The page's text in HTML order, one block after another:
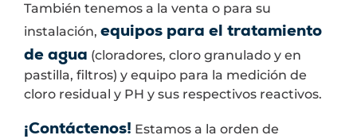
También tenemos a la venta o para su
instalación, equipos para el tratamiento
de agua (cloradores, cloro granulado y en
pastilla, filtros) y equipo para la medición de
cloro residual y PH y sus respectivos reactivos.
¡Contáctenos! Estamos a la orden de